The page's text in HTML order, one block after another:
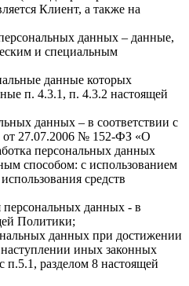
Клиент, а также на
данных – данные,
и специальным
данные которых
п. 4.3.1, п. 4.3.2 настоящей
данных – в соответствии с
от 27.07.2006 № 152-ФЗ «О
персональных данных
способом: с использованием
средств
данных - в
Политики;
данных при достижении
иных законных
п.5.1, разделом 8 настоящей